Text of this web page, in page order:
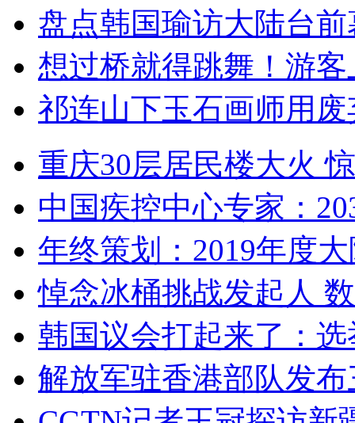
盘点韩国瑜访大陆台
想过桥就得跳舞！游客
祁连山下玉石画师用
重庆30层居民楼大火
中国疾控中心专家：
年终策划：2019年度
悼念冰桶挑战发起人
韩国议会打起来了：
解放军驻香港部队发